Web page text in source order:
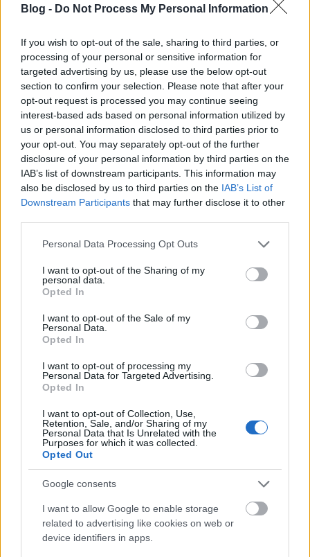
Blog - Do Not Process My Personal Information
If you wish to opt-out of the sale, sharing to third parties, or
processing of your personal or sensitive information for
targeted advertising by us, please use the below opt-out
section to confirm your selection. Please note that after your
opt-out request is processed you may continue seeing
interest-based ads based on personal information utilized by
us or personal information disclosed to third parties prior to
your opt-out. You may separately opt-out of the further
disclosure of your personal information by third parties on the
IAB’s list of downstream participants. This information may
also be disclosed by us to third parties on the IAB’s List of
Downstream Participants that may further disclose it to other
Please note that this website/app uses one or more Google
not limited to your visit or usage behaviour. You may click to
grant or deny consent to Google and its third-party tags to
use your data for below specified purposes in below Google
consent section.
Personal Data Processing Opt Outs
I want to opt-out of the Sharing of my
personal data.
Opted In
I want to opt-out of the Sale of my
Personal Data.
Opted In
I want to opt-out of processing my
Personal Data for Targeted Advertising.
Opted In
I want to opt-out of Collection, Use,
Retention, Sale, and/or Sharing of my
Personal Data that Is Unrelated with the
Purposes for which it was collected.
Opted Out
Google consents
I want to allow Google to enable storage
related to advertising like cookies on web or
device identifiers in apps.
utcaseprőként vagy utcai árusként el tudtak
helyezkedni. Túlélésért folytatott küzdelmüket
tovább nehezítette a viszonylag nagy számú
nemzetközi menekült is, Szíriában ekkorra ugyanis
már kb. negyedmillió palesztin és százezer iraki
menekült élt.
A szír kormány nem állt a helyzet magaslatán: 2006-
ban, amikor magas volt a gabona világpiaci ára,
eladták tartalékaikat. Ez a döntés utóbb
katasztrofálisnak bizonyult: 2007-ben az ország alig
tudott valamennyit exportálni, 2008-tól pedig
folyamatosan importra kényszerült annak
érdekében, hogy a lakosság ne éhezzen.
Az Élelmezésügyi és Mezőgazdasági Világszervezet
(FAO) szíriai képviselete 2008-ban a USAID-hez
fordult segítségért. Leírásuk szerint a társadalom az
összeomlás szélén állt, a szír mezőgazdasági
miniszter pedig addigra nyilvánosan is elismerte,
hogy a szárazság által okozott gazdasági és
ország erejét. Kérésük süket fülekre talált: a USAID
igazgatója - az azóta a WikiLeaksen kiszivárgott
akkor éppen oda kellett volna irányítani
erőforrásokat.
Az éhes, dühös és kétségbeesett gazdák tízezrei
olyan kanócot alkottak, amely bármikor
meggyulladhatott. A szikra 2011. március 15-én
érkezett, amikor egy viszonylag kis létszámú csoport
Daraa városában azért tüntetett, mert a kormány
képtelen volt rajtuk segíteni. Asszád kormánya a